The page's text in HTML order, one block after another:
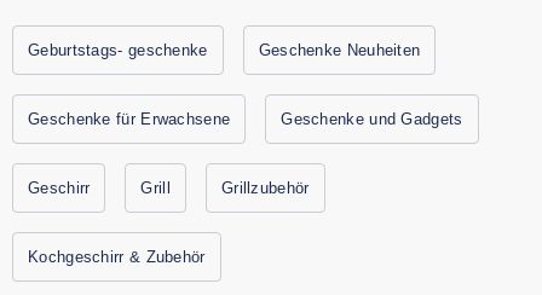
Egal ob Du ein Profikoch oder ein Hobbykoch bist,
adelmayer Messer sind ideal für Dich. Alle aktuellen
Gutscheine und Rabattaktionen von adelmayer findest Du
Geburtstags- geschenke Geschenke Neuheiten
Geschenke für Erwachsene Geschenke und Gadgets
Geschirr Grill Grillzubehör
Kochgeschirr & Zubehör